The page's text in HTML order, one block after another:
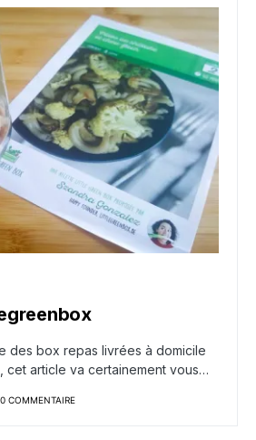
des box repas livrées à domicile
cet article va certainement vous…
0 COMMENTAIRE